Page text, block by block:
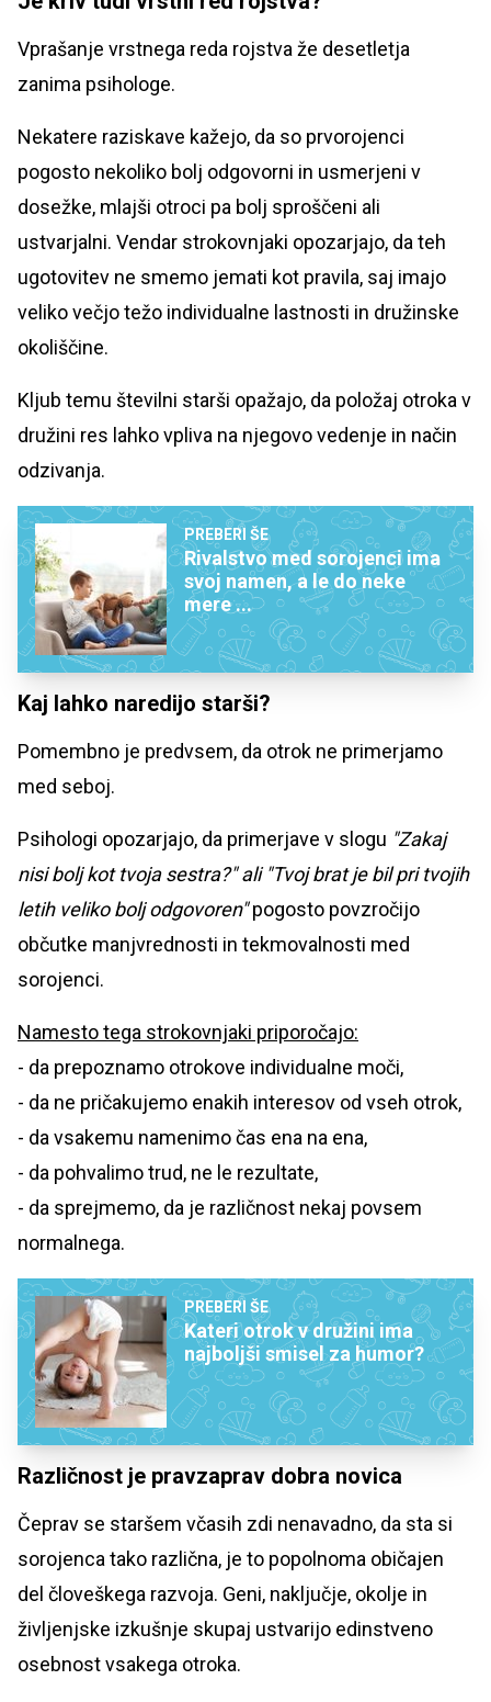
Vprašanje vrstnega reda rojstva že desetletja
zanima psihologe.
Nekatere raziskave kažejo, da so prvorojenci
pogosto nekoliko bolj odgovorni in usmerjeni v
dosežke, mlajši otroci pa bolj sproščeni ali
ustvarjalni. Vendar strokovnjaki opozarjajo, da teh
ugotovitev ne smemo jemati kot pravila, saj imajo
veliko večjo težo individualne lastnosti in družinske
okoliščine.
Kljub temu številni starši opažajo, da položaj otroka v
družini res lahko vpliva na njegovo vedenje in način
odzivanja.
PREBERI ŠE
Rivalstvo med sorojenci ima
svoj namen, a le do neke
mere ...
Kaj lahko naredijo starši?
Pomembno je predvsem, da otrok ne primerjamo
med seboj.
Psihologi opozarjajo, da primerjave v slogu "Zakaj
nisi bolj kot tvoja sestra?" ali "Tvoj brat je bil pri tvojih
letih veliko bolj odgovoren"pogosto povzročijo
občutke manjvrednosti in tekmovalnosti med
sorojenci.
Namesto tega strokovnjaki priporočajo:
- da prepoznamo otrokove individualne moči,
- da ne pričakujemo enakih interesov od vseh otrok,
- da vsakemu namenimo čas ena na ena,
- da pohvalimo trud, ne le rezultate,
- da sprejmemo, da je različnost nekaj povsem
normalnega.
PREBERI ŠE
Kateri otrok v družini ima
najboljši smisel za humor?
Različnost je pravzaprav dobra novica
Čeprav se staršem včasih zdi nenavadno, da sta si
sorojenca tako različna, je to popolnoma običajen
del človeškega razvoja. Geni, naključje, okolje in
življenjske izkušnje skupaj ustvarijo edinstveno
osebnost vsakega otroka.